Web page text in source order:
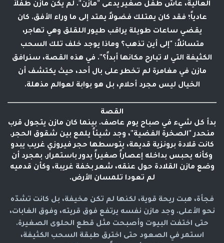
العالية، عاش طفل صغير يدعى "مازن". لم يكن مازن طفلاً
عادياً؛ فقد كان يمتلك فضولاً يمتد إلى ما وراء الأفق. كان
يقضي ساعات طويلة يراقب طيور اللقلق وهي تهاجر،
متسائلاً: "إلى أين تذهب؟ وماذا يوجد خلف تلك السحب
الكثيفة التي لا تبارح مكانها أبداً؟". في هذه القصة، سنرافق
مازن في مغامرة لم تخطر على بال أحد، حيث يكتشف أن
الخيال ليس مجرد أحلام، بل هو بوابة لعوالم مذهلة.
القصة
بدأ كل شيء في صباح يوم عاصف. بينما كان مازن يتجول قرب
منحدر "الصخرة الفضية"، وجد شيئاً يلمع بين شقوق الحجر.
كانت قلادة برونزية قديمة، يتوسطها حجر فيروزي غريب يبدو
وكأنه يحبس بداخله إعصاراً صغيراً يدور باستمرار. بمجرد أن
وضع مازن القلادة حول عنقه، شعر بخفة غريبة، وكأن قدميه
لم تعودا تلمسان الأرض.
فجأة، هبت ريحة قوية، لكنها لم تكن مخيفة، بل كانت تشدّه
نحو الأعلى. وجد مازن نفسه يرتفع فوق قريته، وفوق الغابات،
حتى اختفت البيوت وأصبحت مثل قطع الحلوى الصغيرة.
استمر في الصعود حتى اخترق طبقة السحب الكثيفة،